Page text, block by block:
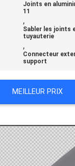
Joints en
11
,
Sabler les joints
tuyauterie
,
Connecteur
support
MEILLEUR PRIX